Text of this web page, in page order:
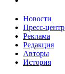
Новости
Пресс-центр
Реклама
Редакция
Авторы
История